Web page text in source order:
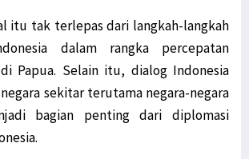
itu tak terlepas dari langkah-langkah
dalam rangka percepatan
Papua. Selain itu, dialog Indonesia
sekitar terutama negara-negara
bagian penting dari diplomasi